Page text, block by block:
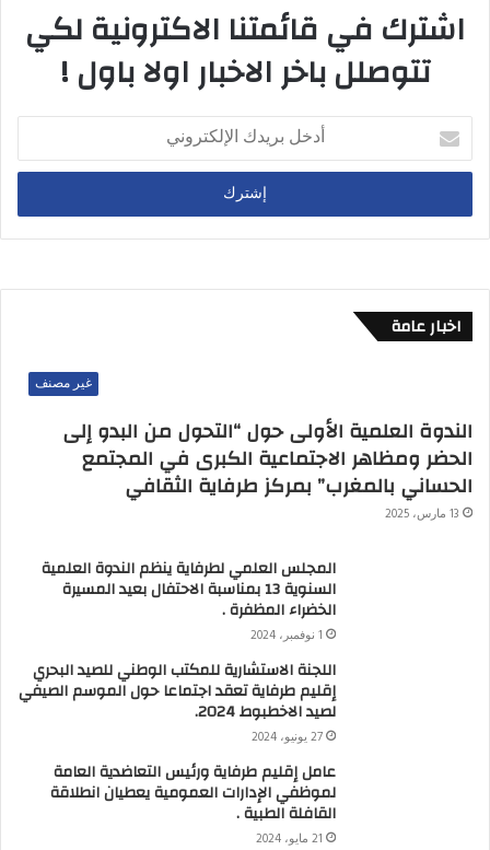
اشترك في قائمتنا الاكترونية لكي
تتوصلل باخر الاخبار اولا باول !
أدخل
بريدك
الإلكتروني
اخبار عامة
غير مصنف
الندوة العلمية الأولى حول “التحول من البدو إلى
الحضر ومظاهر الاجتماعية الكبرى في المجتمع
الحساني بالمغرب” بمركز طرفاية الثقافي
13 مارس، 2025
المجلس العلمي لطرفاية ينظم الندوة العلمية
السنوية 13 بمناسبة الاحتفال بعيد المسيرة
الخضراء المظفرة .
1 نوفمبر، 2024
اللجنة الاستشارية للمكتب الوطني للصيد البحري
إقليم طرفاية تعقد اجتماعا حول الموسم الصيفي
لصيد الاخطبوط 2024.
27 يونيو، 2024
عامل إقليم طرفاية ورئيس التعاضدية العامة
لموظفي الإدارات العمومية يعطيان انطلاقة
القافلة الطبية .
21 مايو، 2024